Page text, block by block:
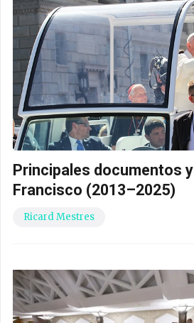
Principales documentos
Francisco (2013–2025)
Ricard Mestres